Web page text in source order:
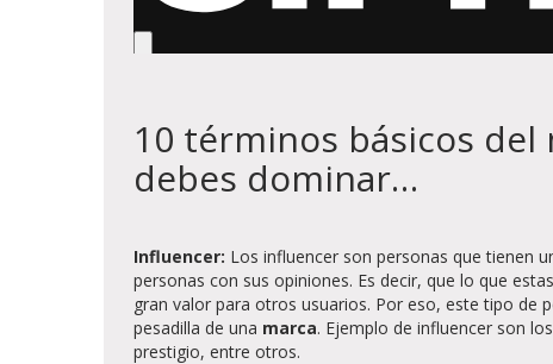
10 términos básicos
debes dominar…
Influencer: Los influencer son personas que tienen
personas con sus opiniones. Es decir, que lo que
gran valor para otros usuarios. Por eso, este tipo de
pesadilla de una marca. Ejemplo de influencer son los
prestigio, entre otros.